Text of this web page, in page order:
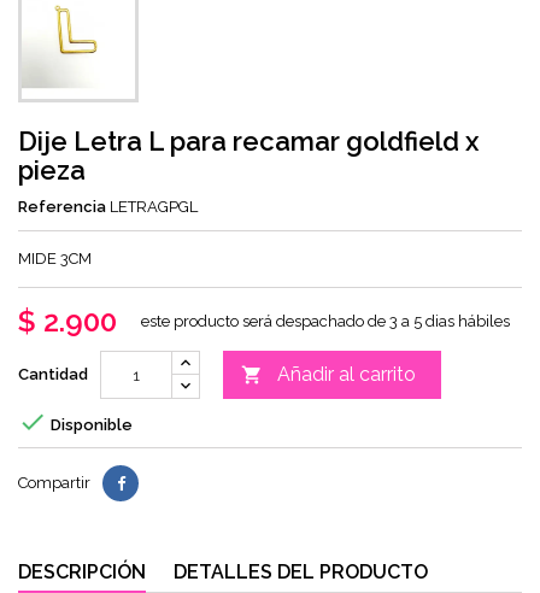
Dije Letra L para recamar goldfield x
pieza
Referencia LETRAGPGL
MIDE 3CM
$ 2.900 este producto será despachado de 3 a 5 dias hábiles
Cantidad  Añadir al carrito
 Disponible
Compartir
DESCRIPCIÓN DETALLES DEL PRODUCTO